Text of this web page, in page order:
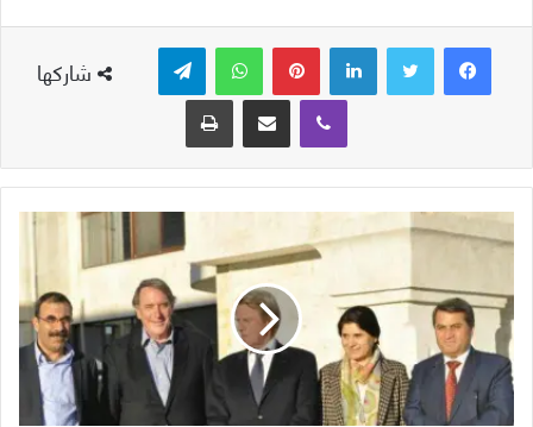
شاركها
لينكدإن بينتيريست واتساب
ڤايبر
مشاركة عبر البريد طباعة